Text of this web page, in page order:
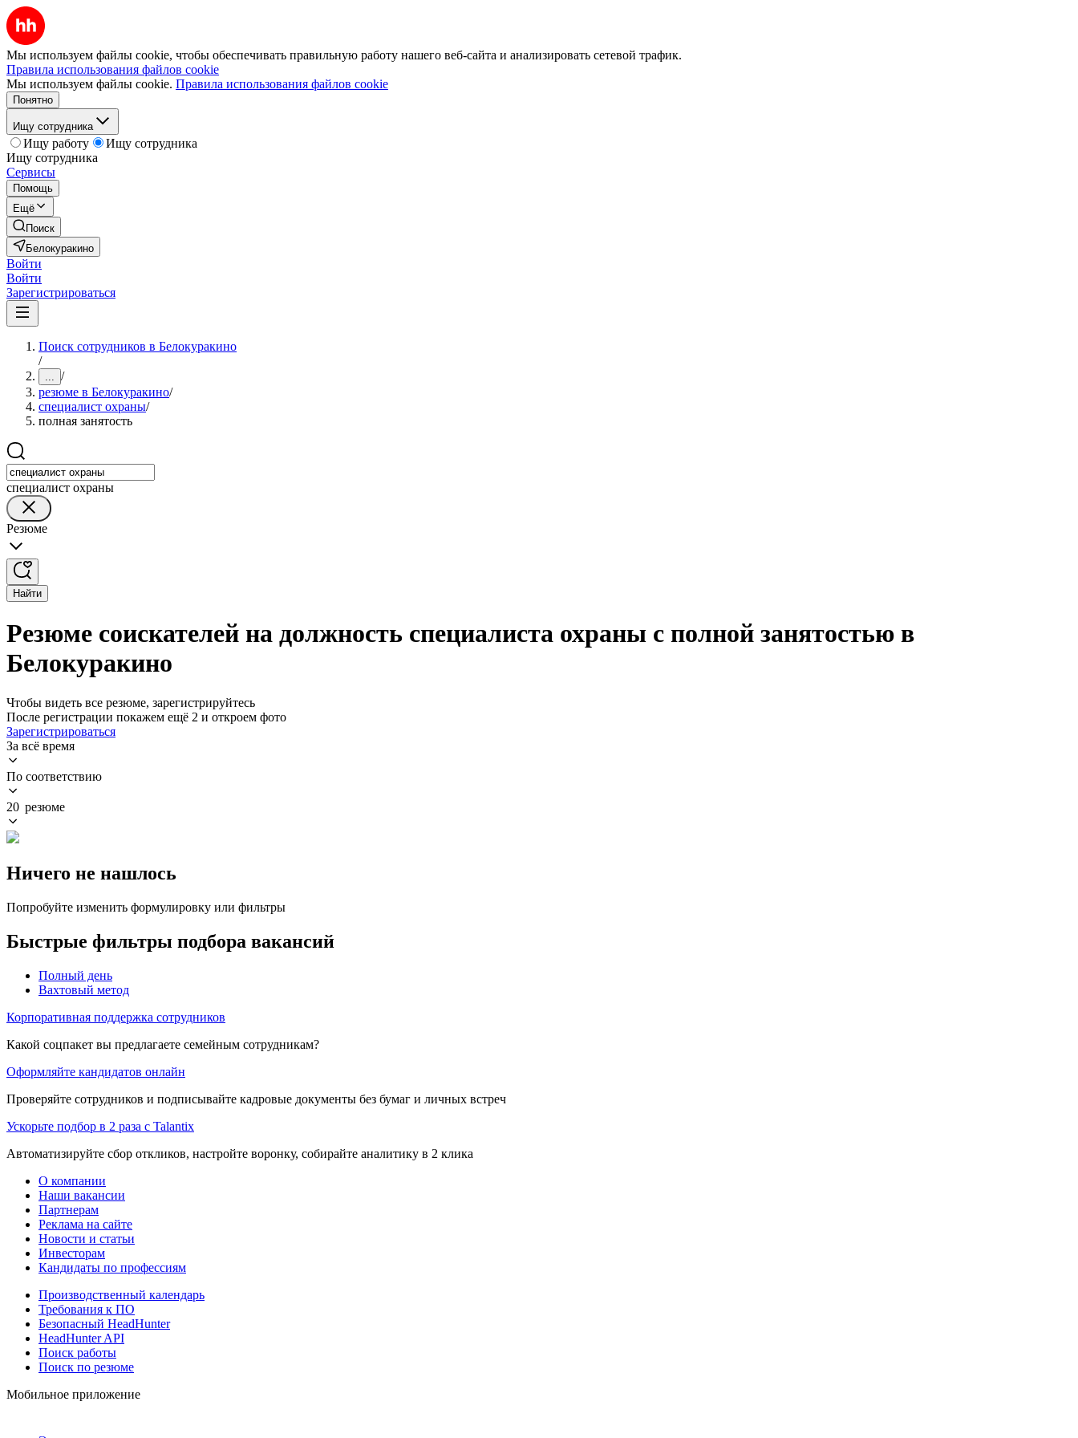
Мы используем файлы cookie, чтобы обеспечивать правильную работу нашего веб-сайта и анализировать сетевой трафик.
Правила использования файлов cookie
Мы используем файлы cookie. Правила использования файлов cookie
Понятно
Ищу сотрудника
Ищу работу
Ищу сотрудника
Ищу сотрудника
Сервисы
Помощь
Ещё
Поиск
Белокуракино
Войти
Войти
Зарегистрироваться
Поиск сотрудников в Белокуракино
/
... /
резюме в Белокуракино/
специалист охраны/
полная занятость
специалист охраны
Резюме
Найти
Резюме соискателей на должность специалиста охраны с полной занятостью в
Белокуракино
Чтобы видеть все резюме, зарегистрируйтесь
После регистрации покажем ещё 2 и откроем фото
Зарегистрироваться
За всё время
По соответствию
20 резюме
Ничего не нашлось
Попробуйте изменить формулировку или фильтры
Быстрые фильтры подбора вакансий
Полный день
Вахтовый метод
Корпоративная поддержка сотрудников
Какой соцпакет вы предлагаете семейным сотрудникам?
Оформляйте кандидатов онлайн
Проверяйте сотрудников и подписывайте кадровые документы без бумаг и личных встреч
Ускорьте подбор в 2 раза с Talantix
Автоматизируйте сбор откликов, настройте воронку, собирайте аналитику в 2 клика
О компании
Наши вакансии
Партнерам
Реклама на сайте
Новости и статьи
Инвесторам
Кандидаты по профессиям
Производственный календарь
Требования к ПО
Безопасный HeadHunter
HeadHunter API
Поиск работы
Поиск по резюме
Мобильное приложение